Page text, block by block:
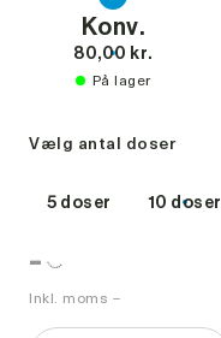
Konv.
80,00 kr.
På lager
Vælg antal doser
5 doser 10 doser
-
Inkl. moms –